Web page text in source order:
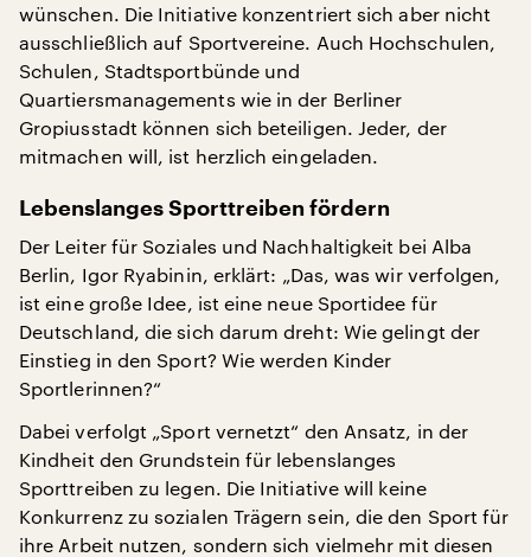
wünschen. Die Initiative konzentriert sich aber nicht
ausschließlich auf Sportvereine. Auch Hochschulen,
Schulen, Stadtsportbünde und
Quartiersmanagements wie in der Berliner
Gropiusstadt können sich beteiligen. Jeder, der
mitmachen will, ist herzlich eingeladen.
Lebenslanges Sporttreiben fördern
Der Leiter für Soziales und Nachhaltigkeit bei Alba
Berlin, Igor Ryabinin, erklärt: „Das, was wir verfolgen,
ist eine große Idee, ist eine neue Sportidee für
Deutschland, die sich darum dreht: Wie gelingt der
Einstieg in den Sport? Wie werden Kinder
Sportlerinnen?“
Dabei verfolgt „Sport vernetzt“ den Ansatz, in der
Kindheit den Grundstein für lebenslanges
Sporttreiben zu legen. Die Initiative will keine
Konkurrenz zu sozialen Trägern sein, die den Sport für
ihre Arbeit nutzen, sondern sich vielmehr mit diesen